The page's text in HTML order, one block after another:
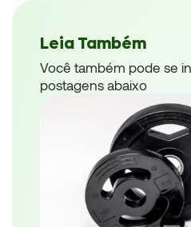
Leia Também
Você também pode se
postagens abaixo